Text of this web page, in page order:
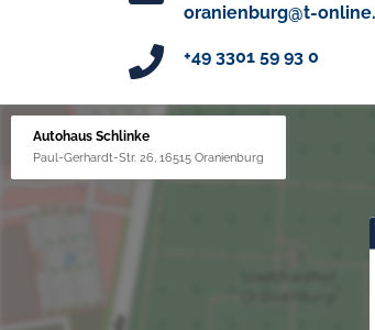
oranienburg@t-
+49 3301 59 93 0
Autohaus Schlinke
Paul-Gerhardt-Str. 26, 16515 Oranienburg